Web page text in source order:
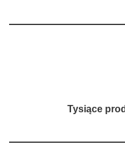
Tysiące